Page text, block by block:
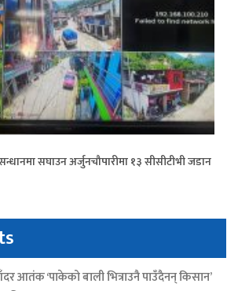
सघाउन अर्जुनचौपारीमा १३ सीसीटीभी जडान
आतंक ‘पाकेको बाली भित्राउनै पाउँदैनन् किसान’